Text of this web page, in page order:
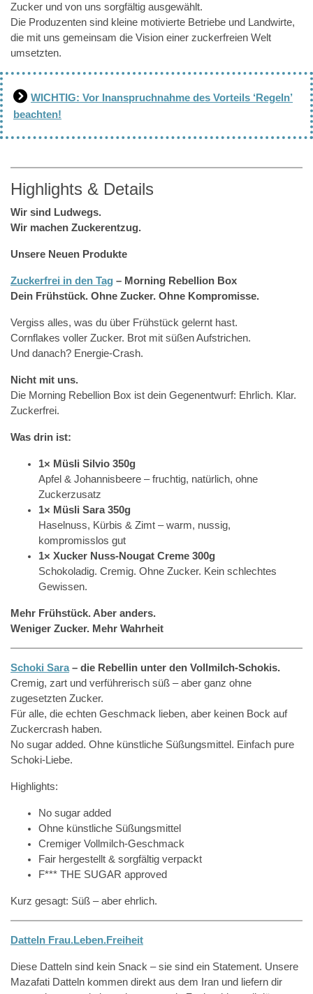
Zucker und von uns sorgfältig ausgewählt.
Die Produzenten sind kleine motivierte Betriebe und Landwirte,
die mit uns gemeinsam die Vision einer zuckerfreien Welt
umsetzten.
WICHTIG: Vor Inanspruchnahme des Vorteils ‘Regeln’
beachten!
Highlights & Details
Wir sind Ludwegs.
Wir machen Zuckerentzug.
Unsere Neuen Produkte
Zuckerfrei in den Tag – Morning Rebellion Box
Dein Frühstück. Ohne Zucker. Ohne Kompromisse.
Vergiss alles, was du über Frühstück gelernt hast.
Cornflakes voller Zucker. Brot mit süßen Aufstrichen.
Und danach? Energie-Crash.
Nicht mit uns.
Die Morning Rebellion Box ist dein Gegenentwurf: Ehrlich. Klar.
Zuckerfrei.
Was drin ist:
1× Müsli Silvio 350g
Apfel & Johannisbeere – fruchtig, natürlich, ohne
Zuckerzusatz
1× Müsli Sara 350g
Haselnuss, Kürbis & Zimt – warm, nussig,
kompromisslos gut
1× Xucker Nuss-Nougat Creme 300g
Schokoladig. Cremig. Ohne Zucker. Kein schlechtes
Gewissen.
Mehr Frühstück. Aber anders.
Weniger Zucker. Mehr Wahrheit
Schoki Sara– die Rebellin unter den Vollmilch-Schokis.
Cremig, zart und verführerisch süß – aber ganz ohne
zugesetzten Zucker.
Für alle, die echten Geschmack lieben, aber keinen Bock auf
Zuckercrash haben.
No sugar added. Ohne künstliche Süßungsmittel. Einfach pure
Schoki-Liebe.
Highlights:
No sugar added
Ohne künstliche Süßungsmittel
Cremiger Vollmilch-Geschmack
Fair hergestellt & sorgfältig verpackt
F*** THE SUGAR approved
Kurz gesagt: Süß – aber ehrlich.
Datteln Frau.Leben.Freiheit
Diese Datteln sind kein Snack – sie sind ein Statement. Unsere
Mazafati Datteln kommen direkt aus dem Iran und liefern dir